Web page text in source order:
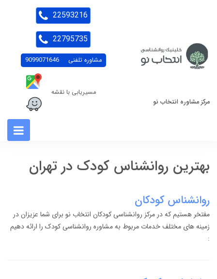
مرکز مشاوره انتخاب نو
مشاوره تلفنی 9099071646
مسیریابی با نقشه
22593216
22795735
بهترین روانشناس کودک در تهران
روانشناس کودکان
مفتخر هستیم که در مرکز روانشناسی کودکان انتخاب نو برای شما عزیزان در
زمینه های مختلف خدمات مربوط به مشاوره روانشناسی کودک را ارائه دهیم
: